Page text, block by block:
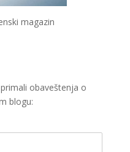
magazin
obaveštenja o
blogu: